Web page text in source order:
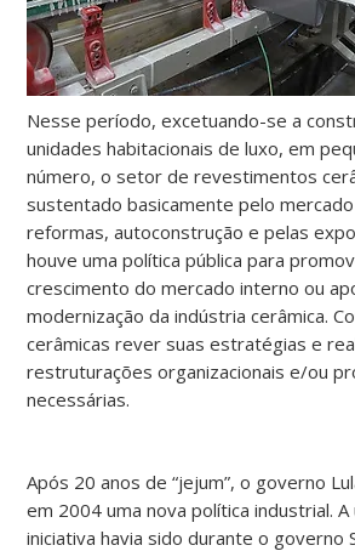
Nesse período, excetuando-se a
unidades habitacionais de luxo, em
número, o setor de revestimentos
sustentado basicamente pelo
reformas, autoconstrução e pelas
houve uma política pública para
crescimento do mercado interno ou
modernização da indústria cerâmica.
cerâmicas rever suas estratégias e
restruturações organizacionais e/ou
necessárias.
Após 20 anos de “jejum”, o governo
em 2004 uma nova política industrial. A
iniciativa havia sido durante o governo